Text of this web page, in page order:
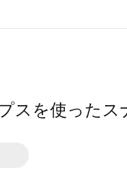
スを使ったス